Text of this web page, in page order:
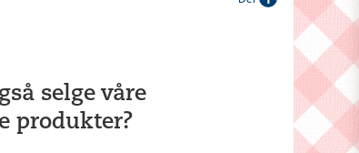
selge våre
produkter?